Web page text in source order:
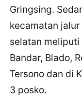
Gringsing.
kecamatan
selatan meliputi
Bandar, Blado,
Tersono dan di
3 posko.